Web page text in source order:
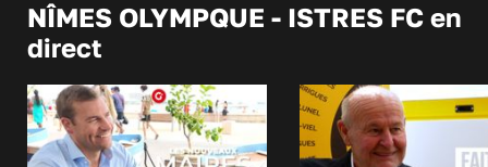
NÎMES OLYMPQUE - ISTRES FC en
direct